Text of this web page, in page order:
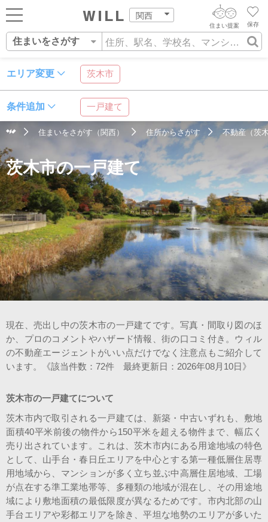
関西
ログイン
新規会員登録
住まいをさがす
住まいを売る
住まいをつくる
町を知る
店舗案内
スタッフ紹介
保存
住まい提案
住まいをさがす
住まいをさがす
自宅の相場をみる
住まい事例をさが
す
街・施設をさがす
営業所をさがす
スタッフをさがす
AIウィルくんの提案
AI住まい提案を受ける
AI査定・チャット相談する
不動産エージェントの提案
価格査定を依頼する
相場データを依頼する
エリア変更 茨木市
条件追加 一戸建て
住所 沿線・駅 学校区
住まいをさがす（関西） 住所からさがす 不動産（茨
茨木市の一戸建て
現在、売出し中の茨木市の一戸建てです。写真・間取り図のほ
か、プロのコメントやハザード情報、街の口コミ付き。ウィル
の不動産エージェントがいい点だけでなく注意点もご紹介して
います。《該当件数：72件 最終更新日：2026年08月10日》
茨木市の一戸建てについて
茨木市内で取引される一戸建ては、新築・中古いずれも、敷地
面積40平米前後の物件から150平米を超える物件まで、幅広く
売り出されています。これは、茨木市内にある用途地域の特色
として、山手台・春日丘エリアを中心とする第一種低層住居専
用地域から、マンションが多く立ち並ぶ中高層住居地域、工場
が点在する準工業地帯等、多種類の地域が混在し、その用途地
域により敷地面積の最低限度が異なるためです。市内北部の山
手台エリアや彩都エリアを除き、平坦な地勢のエリアが多いた